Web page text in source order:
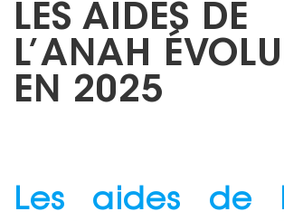
LES AIDES DE
L’ANAH
EN 2025
Les aides de